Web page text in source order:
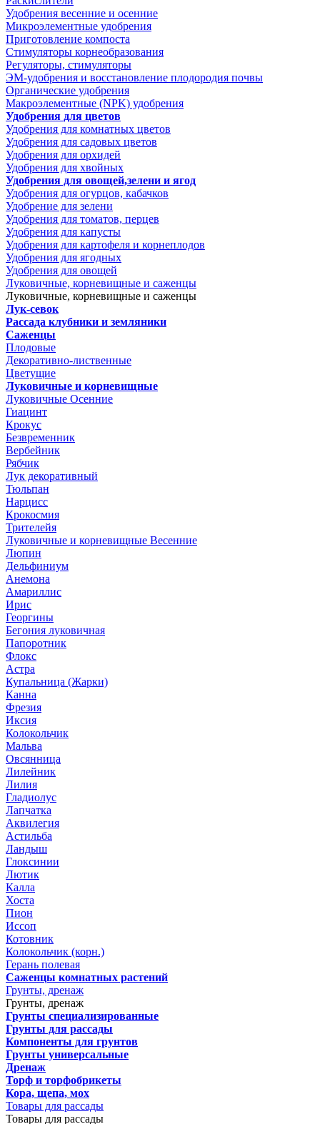
Удобрения весенние и осенние
Микроэлементные удобрения
Приготовление компоста
Стимуляторы корнеобразования
Регуляторы, стимуляторы
ЭМ-удобрения и восстановление плодородия почвы
Органические удобрения
Макроэлементные (NPK) удобрения
Удобрения для цветов
Удобрения для комнатных цветов
Удобрения для садовых цветов
Удобрения для орхидей
Удобрения для хвойных
Удобрения для овощей,зелени и ягод
Удобрения для огурцов, кабачков
Удобрение для зелени
Удобрения для томатов, перцев
Удобрения для капусты
Удобрения для картофеля и корнеплодов
Удобрения для ягодных
Удобрения для овощей
Луковичные, корневищные и саженцы
Луковичные, корневищные и саженцы
Лук-севок
Рассада клубники и земляники
Саженцы
Плодовые
Декоративно-лиственные
Цветущие
Луковичные и корневищные
Луковичные Осенние
Гиацинт
Крокус
Безвременник
Вербейник
Рябчик
Лук декоративный
Тюльпан
Нарцисс
Крокосмия
Трителейя
Луковичные и корневищные Весенние
Люпин
Дельфиниум
Анемона
Амариллис
Ирис
Георгины
Бегония луковичная
Папоротник
Флокс
Астра
Купальница (Жарки)
Канна
Фрезия
Иксия
Колокольчик
Мальва
Овсянница
Лилейник
Лилия
Гладиолус
Лапчатка
Аквилегия
Астильба
Ландыш
Глоксинии
Лютик
Калла
Хоста
Пион
Иссоп
Котовник
Колокольчик (корн.)
Герань полевая
Саженцы комнатных растений
Грунты, дренаж
Грунты, дренаж
Грунты специализированные
Грунты для рассады
Компоненты для грунтов
Грунты универсальные
Дренаж
Торф и торфобрикеты
Кора, щепа, мох
Товары для рассады
Товары для рассады